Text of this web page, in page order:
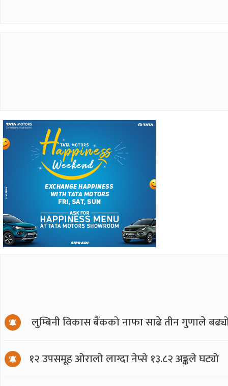
लुम्बिनी विकास बैंकको नाफा साढे तीन गुणाले
१२ उपसमूह ओरालो लाग्दा नेप्से १३.८२ अङ्कले घट्यो